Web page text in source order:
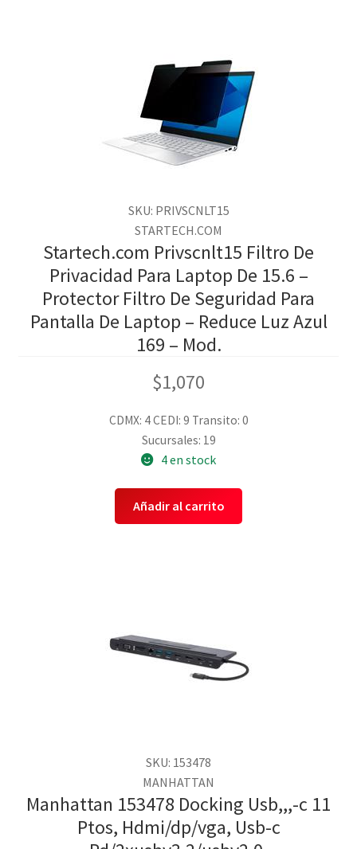
SKU: PRIVSCNLT15
STARTECH.COM
Startech.com Privscnlt15 Filtro De
Privacidad Para Laptop De 15.6 –
Protector Filtro De Seguridad Para
Pantalla De Laptop – Reduce Luz Azul
169 – Mod.
$1,070
CDMX: 4CEDI: 9 Transito: 0
Sucursales: 19
4 en stock
Añadir al carrito
SKU: 153478
MANHATTAN
Manhattan 153478 Docking Usb,,,-c 11
Ptos, Hdmi/dp/vga, Usb-c